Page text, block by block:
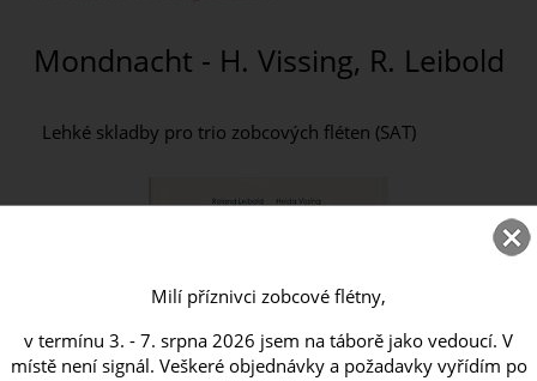
Mondnacht - H. Vissing, R. Leibold
Lehké skladby pro trio zobcových fléten (SAT)
Milí příznivci zobcové flétny,
v termínu 3. - 7. srpna 2026 jsem na táborě jako vedoucí. V
místě není signál. Veškeré objednávky a požadavky vyřídím po